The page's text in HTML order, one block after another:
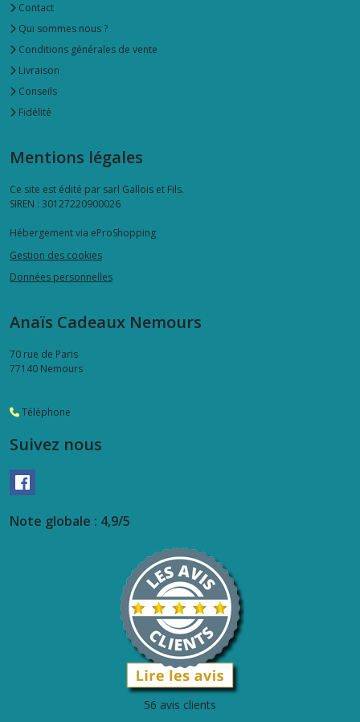
Contact
Qui sommes nous ?
Conditions générales de vente
Livraison
Conseils
Fidélité
Mentions légales
Ce site est édité par sarl Gallois et Fils.
SIREN : 30127220900026
Hébergement via eProShopping
Gestion des cookies
Données personnelles
Anaïs Cadeaux Nemours
70 rue de Paris
77140 Nemours
Téléphone
Suivez nous
Note globale : 4,9/5
56 avis clients